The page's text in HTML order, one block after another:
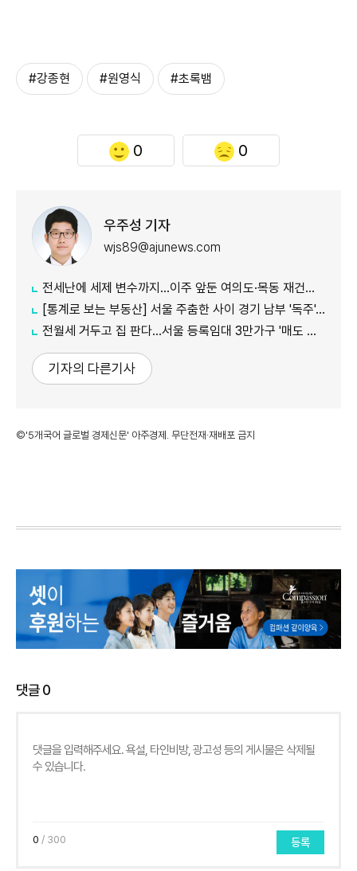
#강종현 #원영식 #초록뱀
0 0
우주성 기자
wjs89@ajunews.com
전세난에 세제 변수까지…이주 앞둔 여의도·목동 재건축 '비상'
[통계로 보는 부동산] 서울 주춤한 사이 경기 남부 '독주'…세제 개편에 실수요 이동 빨라지나
전월세 거두고 집 판다…서울 등록임대 3만가구 '매도 기로'
기자의 다른기사
©'5개국어 글로벌 경제신문' 아주경제. 무단전재·재배포 금지
댓글0
0 / 300 등록